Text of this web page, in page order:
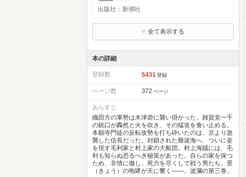
出版社：新潮社
全て表示する
本の詳細
登録数 5431 登録
ページ数 372 ページ
あらすじ
織田方の軍勢は木津砦に襲い掛かった。雑賀党一千
の銃口が轟然と火を吹き、その猛攻を食い止める。
本願寺門徒の反転攻勢を打ち砕いたのは、京より急
襲した信長だった。封鎖された難波海へ、ついに姿
を現す毛利家と村上家の大船団。村上海賊には、毛
利も知らぬ恐るべき秘策があった。自らの家を保つ
ため、非情に徹し、死力を尽くして戦う男たち。景
（きょう）の咆哮が天に響く――。波瀾の第三巻。